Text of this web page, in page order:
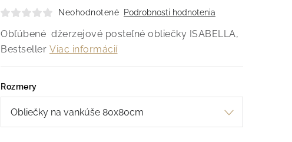
Neohodnotené Podrobnosti hodnotenia
Obľúbené džerzejové posteľné obliečky ISABELLA,
Bestseller Viac informácií
Rozmery